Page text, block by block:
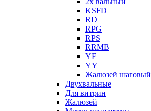
KSFD
RD
RPG
RPS
RRMB
YF
YY
Жалюзей шаговый
Двухвальные
Для витрин
Жалюзей